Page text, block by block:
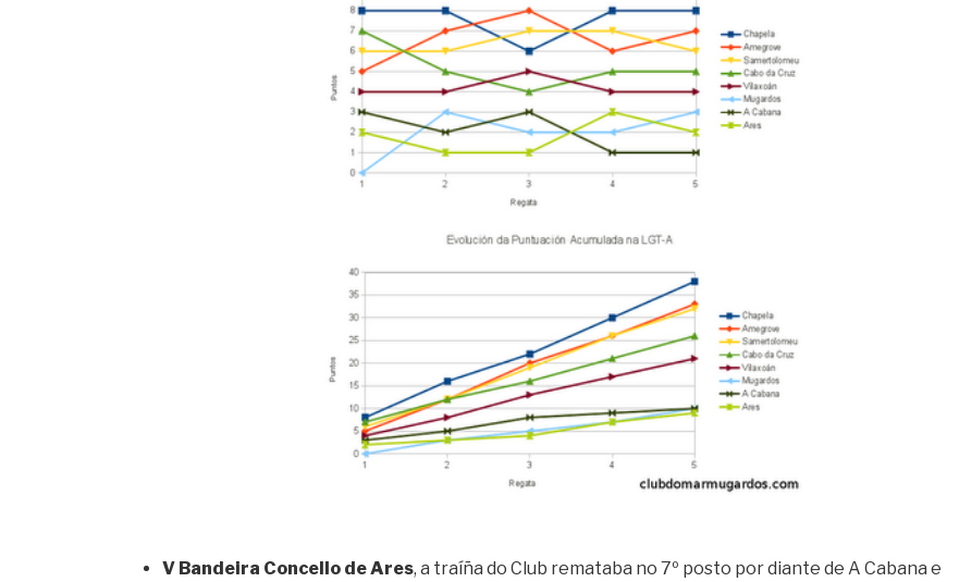
V Bandeira Concello de Ares, a traíña do Club remataba no 7º posto por diante de A Cabana e